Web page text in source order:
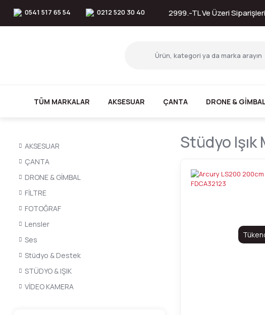
0541 517 65 54 0212 520 30 40 2999.-TL Ve Üzeri
TÜM MARKALAR AKSESUAR ÇANTA DRONE & GİMBAL
AKSESUAR
ÇANTA
DRONE & GİMBAL
FİLTRE
FOTOĞRAF
Lensler
Ses
Stüdyo & Destek
STÜDYO & IŞIK
VİDEO KAMERA
Stüdyo Işık